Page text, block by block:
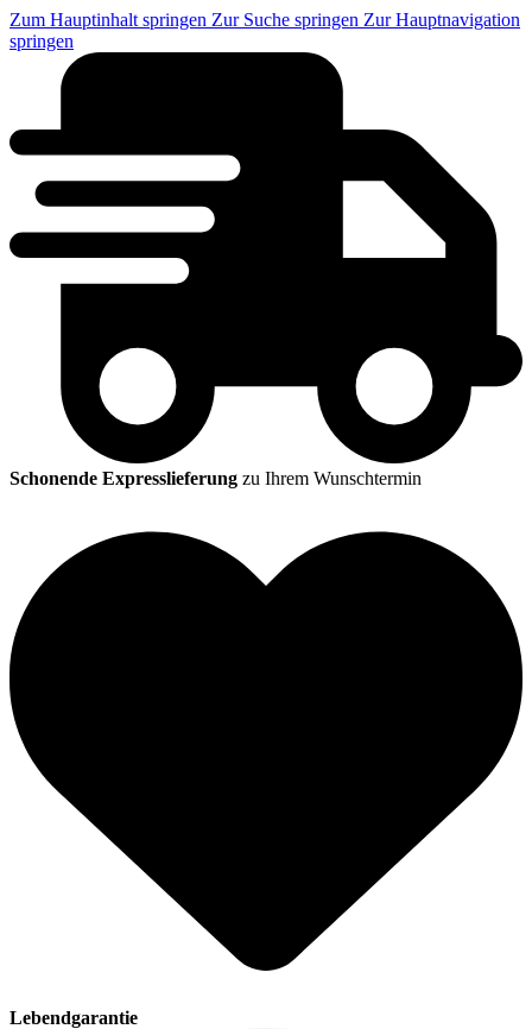
Zum Hauptinhalt springen Zur Suche springen Zur Hauptnavigation
springen
Schonende Expresslieferung zu Ihrem Wunschtermin
Lebendgarantie